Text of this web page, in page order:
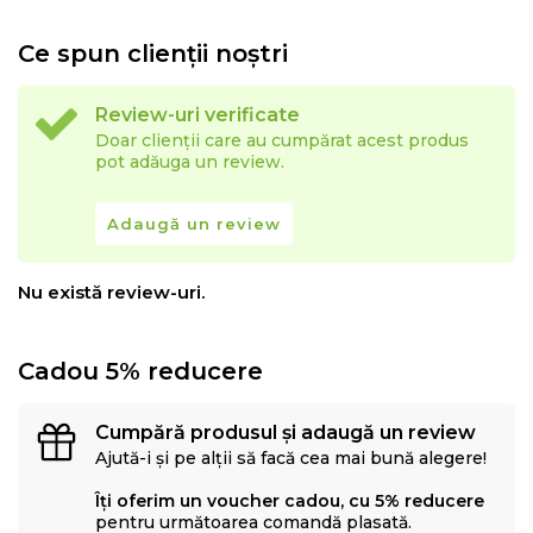
Ce spun clienții noștri
Review-uri verificate
Doar clienții care au cumpărat acest produs
pot adăuga un review.
Adaugă un review
Nu există review-uri.
Cadou 5% reducere
Cumpără produsul și adaugă un review
Ajută-i și pe alții să facă cea mai bună alegere!
Îți oferim un voucher cadou, cu 5% reducere
pentru următoarea comandă plasată.